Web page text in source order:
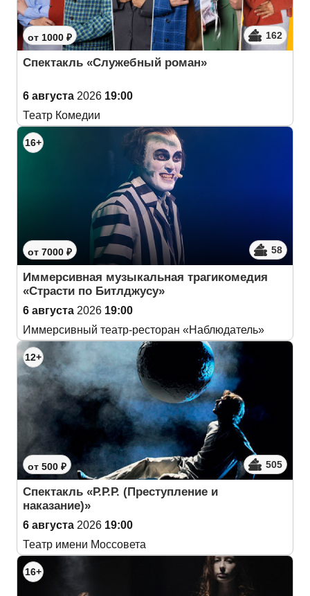
от 1000 ₽ 162
Спектакль «Служебный роман»
6 августа 2026 19:00
Театр Комедии
16+
от 7000 ₽ 58
Иммерсивная музыкальная трагикомедия
«Страсти по Битлджусу»
6 августа 2026 19:00
Иммерсивный театр-ресторан «Наблюдатель»
12+
от 500 ₽ 505
Спектакль «Р.Р.Р. (Преступление и
наказание)»
6 августа 2026 19:00
Театр имени Моссовета
16+